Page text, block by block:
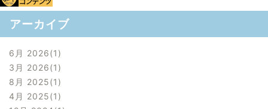
アーカイブ
6月 2026 1
3月 2026 1
8月 2025 1
4月 2025 1